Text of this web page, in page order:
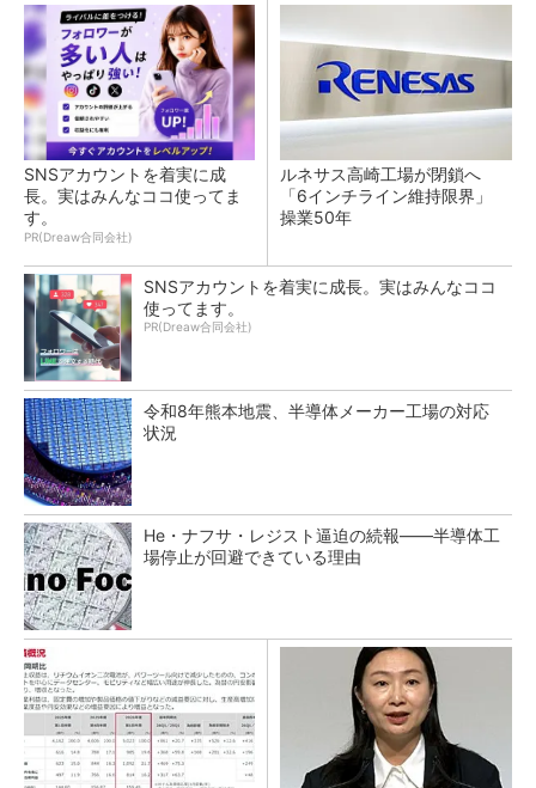
SNSアカウントを着実に成
長。実はみんなココ使ってま
す。
PR(Dreaw合同会社)
ルネサス高崎工場が閉鎖へ
「6インチライン維持限界」
操業50年
SNSアカウントを着実に成長。実はみんなココ
使ってます。
PR(Dreaw合同会社)
令和8年熊本地震、半導体メーカー工場の対応
状況
He・ナフサ・レジスト逼迫の続報――半導体工
場停止が回避できている理由